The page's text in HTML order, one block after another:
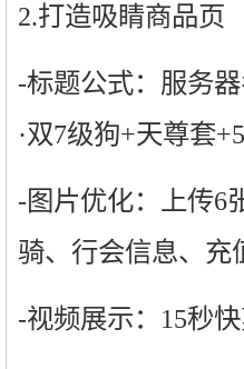
2.打造吸睛商品页
-标题公式：服务
·双7级狗+天尊套
-图片优化：上传6
骑、行会信息、充
-视频展示：15秒